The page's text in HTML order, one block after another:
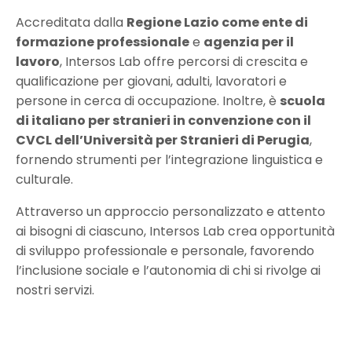
Accreditata dalla Regione Lazio come ente di
formazione professionalee agenzia per il
lavoro, Intersos Lab offre percorsi di crescita e
qualificazione per giovani, adulti, lavoratori e
persone in cerca di occupazione. Inoltre, è scuola
di italiano per stranieri in convenzione con il
CVCL dell’Università per Stranieri di Perugia,
fornendo strumenti per l’integrazione linguistica e
culturale.
Attraverso un approccio personalizzato e attento
ai bisogni di ciascuno, Intersos Lab crea opportunità
di sviluppo professionale e personale, favorendo
l’inclusione sociale e l’autonomia di chi si rivolge ai
nostri servizi.